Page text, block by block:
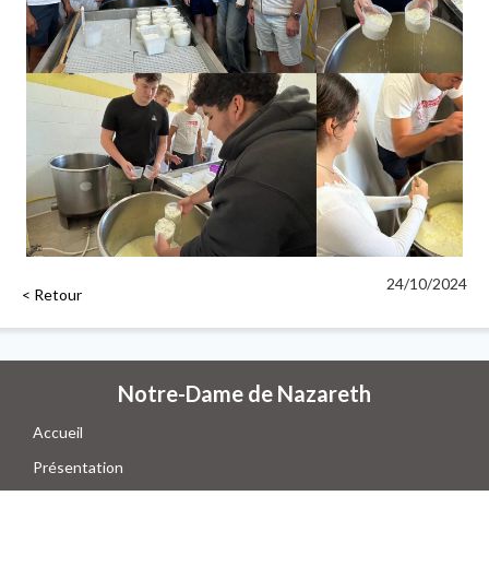
< Retour
24/10/2024
Notre-Dame de Nazareth
Accueil
Présentation